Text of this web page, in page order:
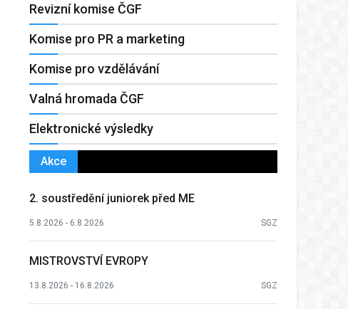
Revizní komise ČGF
Komise pro PR a marketing
Komise pro vzdělávání
Valná hromada ČGF
Elektronické výsledky
Akce
2. soustředění juniorek před ME
5.8.2026 - 6.8.2026 SGZ
MISTROVSTVÍ EVROPY
13.8.2026 - 16.8.2026 SGZ